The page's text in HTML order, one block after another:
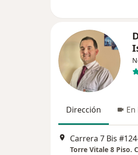
Dirección
Carrera 7 Bis
Torre Vitale 8 Piso.